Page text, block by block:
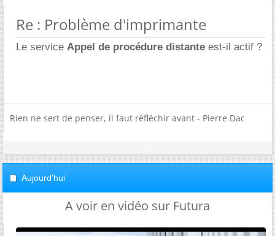
Re : Problème d'imprimante
Le service Appel de procédure distante est-il actif ?
Rien ne sert de penser, il faut réfléchir avant - Pierre Dac
Aujourd'hui
A voir en vidéo sur Futura